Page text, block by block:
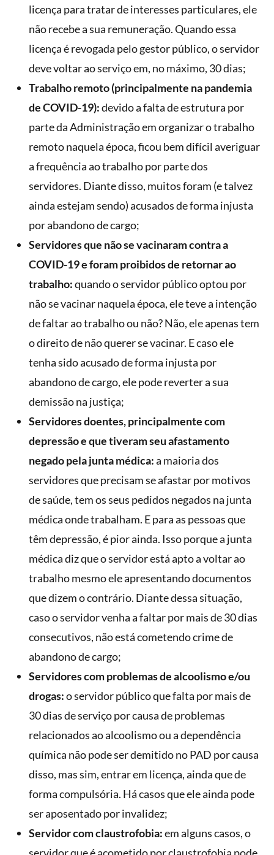
licença para tratar de interesses particulares, ele
não recebe a sua remuneração. Quando essa
licença é revogada pelo gestor público, o servidor
deve voltar ao serviço em, no máximo, 30 dias;
Trabalho remoto (principalmente na pandemia
de COVID-19):devido a falta de estrutura por
parte da Administração em organizar o trabalho
remoto naquela época, ficou bem difícil averiguar
a frequência ao trabalho por parte dos
servidores. Diante disso, muitos foram (e talvez
ainda estejam sendo) acusados de forma injusta
por abandono de cargo;
Servidores que não se vacinaram contra a
COVID-19 e foram proibidos de retornar ao
trabalho:quando o servidor público optou por
não se vacinar naquela época, ele teve a intenção
de faltar ao trabalho ou não? Não, ele apenas tem
o direito de não querer se vacinar. E caso ele
tenha sido acusado de forma injusta por
abandono de cargo, ele pode reverter a sua
demissão na justiça;
Servidores doentes, principalmente com
depressão e que tiveram seu afastamento
negado pela junta médica:a maioria dos
servidores que precisam se afastar por motivos
de saúde, tem os seus pedidos negados na junta
médica onde trabalham. E para as pessoas que
têm depressão, é pior ainda. Isso porque a junta
médica diz que o servidor está apto a voltar ao
trabalho mesmo ele apresentando documentos
que dizem o contrário. Diante dessa situação,
caso o servidor venha a faltar por mais de 30 dias
consecutivos, não está cometendo crime de
abandono de cargo;
Servidores com problemas de alcoolismo e/ou
drogas:o servidor público que falta por mais de
30 dias de serviço por causa de problemas
relacionados ao alcoolismo ou a dependência
química não pode ser demitido no PAD por causa
disso, mas sim, entrar em licença, ainda que de
forma compulsória. Há casos que ele ainda pode
ser aposentado por invalidez;
Servidor com claustrofobia:em alguns casos, o